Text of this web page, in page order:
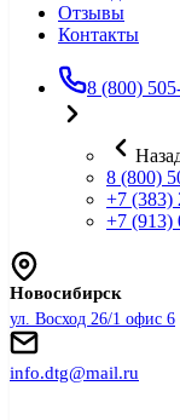
Отзывы
Контакты
8 (800)
8 (800)
+7 (383)
+7 (913)
Новосибирск
ул. Восход 26/1 офис 6
info.dtg@mail.ru